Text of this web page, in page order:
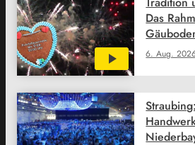
6. Aug.
Das